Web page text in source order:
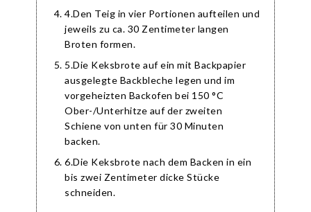
4.Den Teig in vier Portionen aufteilen und
jeweils zu ca. 30 Zentimeter langen
Broten formen.
5.Die Keksbrote auf ein mit Backpapier
ausgelegte Backbleche legen und im
vorgeheizten Backofen bei 150 °C
Ober-/Unterhitze auf der zweiten
Schiene von unten für 30 Minuten
backen.
6.Die Keksbrote nach dem Backen in ein
bis zwei Zentimeter dicke Stücke
schneiden.